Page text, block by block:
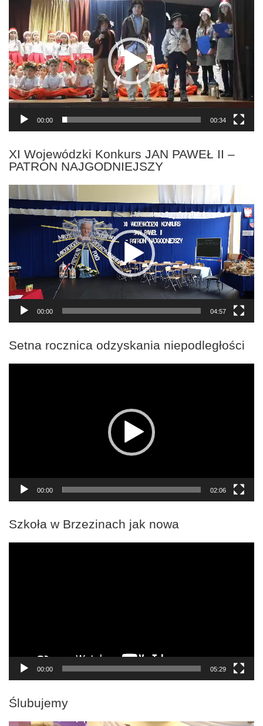
00:00 00:34
XI Wojewódzki Konkurs JAN PAWEŁ II –
PATRON NAJGODNIEJSZY
Odtwarzacz
video
00:00 04:57
Setna rocznica odzyskania niepodległości
00:00 02:06
Szkoła w Brzezinach jak nowa
00:00 05:29
Ślubujemy